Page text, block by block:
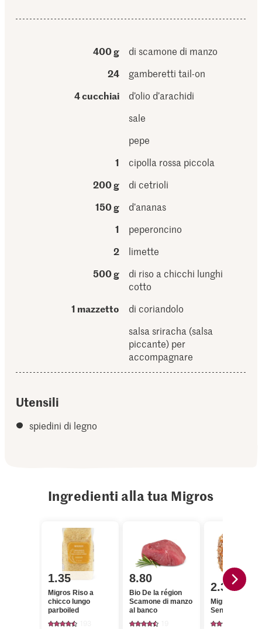
400 g
di scamone di manzo
24
gamberetti tail-on
4 cucchiai
d’olio d’arachidi
sale
pepe
1
cipolla rossa piccola
200 g
di cetrioli
150 g
d’ananas
1
peperoncino
2
limette
500 g
di riso a chicchi lunghi
cotto
1 mazzetto
di coriandolo
salsa sriracha (salsa
piccante) per
accompagnare
Utensili
spiedini di legno
Ingredienti alla tua Migros
1.35
Migros Riso a
chicco lungo
parboiled
8.80
Bio De la région
Scamone di manzo
al banco
2.30
Migros Ananas
Senza corona